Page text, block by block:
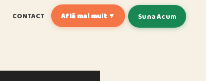
CONTACT Află mai mult ▼ Suna Acum